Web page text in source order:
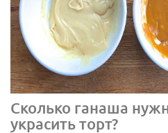
Сколько ганаша
украсить торт?